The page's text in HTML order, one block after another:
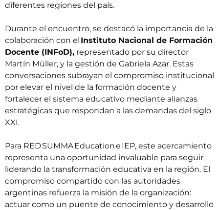
diferentes regiones del país.
Durante el encuentro, se destacó la importancia de la
colaboración con el Instituto Nacional de Formación
Docente (INFoD), representado por su director
Martín Müller, y la gestión de Gabriela Azar. Estas
conversaciones subrayan el compromiso institucional
por elevar el nivel de la formación docente y
fortalecer el sistema educativo mediante alianzas
estratégicas que respondan a las demandas del siglo
XXI.
Para RED SUMMA Education e IEP, este acercamiento
representa una oportunidad invaluable para seguir
liderando la transformación educativa en la región. El
compromiso compartido con las autoridades
argentinas refuerza la misión de la organización:
actuar como un puente de conocimiento y desarrollo